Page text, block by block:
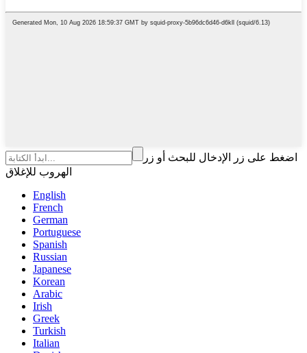
اضغط على زر الإدخال للبحث أو زر
الهروب للإغلاق
English
French
German
Portuguese
Spanish
Russian
Japanese
Korean
Arabic
Irish
Greek
Turkish
Italian